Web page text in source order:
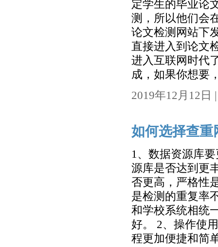
定学生的毕业论
测，所以他们会
论文检测网站下
直接进入到论文
进入互联网时代
成，如果你想要
2019年12月12日
如何选择查重
1、数据资源库
源库是否达到更
否更高，严格性
是检测的重复率
和学校系统相统
好。 2、操作使
程更加便捷和简